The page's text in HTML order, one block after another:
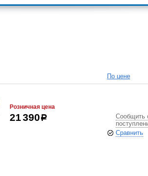
По цене
Розничная цена
21 390р
Сообщить
Сравнить